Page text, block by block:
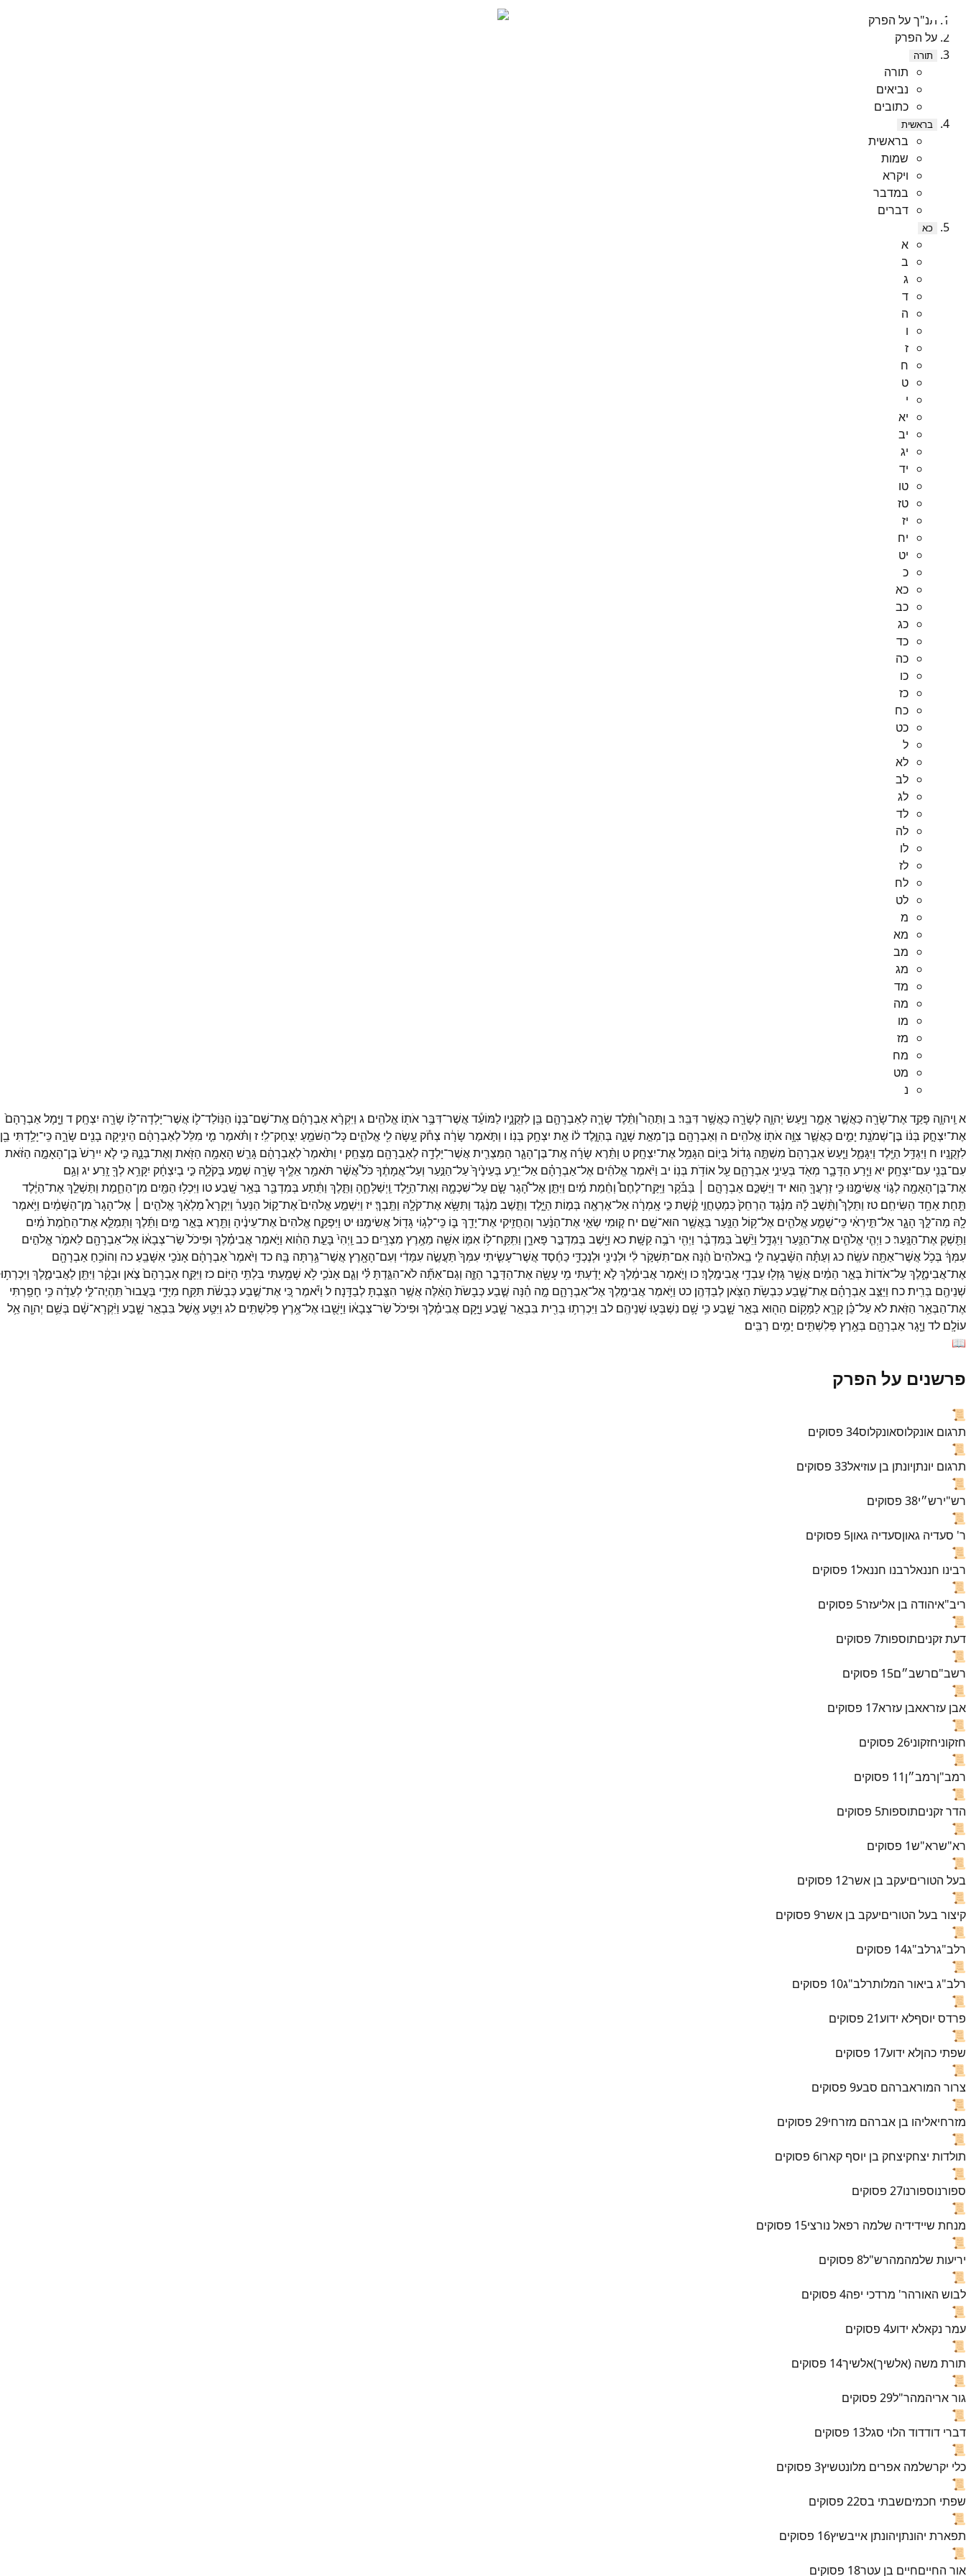
תנ"ך על הפרק
על הפרק
תורה
תורה
נביאים
כתובים
בראשית
בראשית
שמות
ויקרא
במדבר
דברים
כא
א
ב
ג
ד
ה
ו
ז
ח
ט
י
יא
יב
יג
יד
טו
טז
יז
יח
יט
כ
כא
כב
כג
כד
כה
כו
כז
כח
כט
ל
לא
לב
לג
לד
לה
לו
לז
לח
לט
מ
מא
מב
מג
מד
מה
מו
מז
מח
מט
נ
א וַֽיהוָ֛ה פָּקַ֥דאֶת־שָׂרָ֖ה כַּאֲשֶׁ֣ראָמָ֑ר וַיַּ֧עַשׂ יְהוָ֛ה לְשָׂרָ֖ה כַּאֲשֶׁ֥רדִּבֵּֽר׃ ב וַתַּהַר֩ וַתֵּ֨לֶד שָׂרָ֧ה לְאַבְרָהָ֛ם בֵּ֖ן לִזְקֻנָ֑יו לַמּוֹעֵ֕דאֲשֶׁר־דִּבֶּ֥ראֹת֖וֹ אֱלֹהִֽים׃ ג וַיִּקְרָ֨אאַבְרָהָ֜ם אֶֽת־שֶׁם־בְּנ֧וֹ הַנּֽוֹלַד־ל֛וֹ אֲשֶׁר־יָלְדָה־לּ֥וֹ שָׂרָ֖ה יִצְחָֽק׃ ד וַיָּ֤מָלאַבְרָהָם֙
אֶת־יִצְחָ֣ק בְּנ֔וֹ בֶּן־שְׁמֹנַ֖ת יָמִ֑ים כַּאֲשֶׁ֛ר צִוָּ֥ה אֹת֖וֹ אֱלֹהִֽים׃ ה וְאַבְרָהָ֖ם בֶּן־מְאַ֣ת שָׁנָ֑ה בְּהִוָּ֣לֶדל֔וֹ אֵ֖ת יִצְחָ֥ק בְּנֽוֹ׃ ו וַתֹּ֣אמֶר שָׂרָ֔ה צְחֹ֕ק עָ֥שָׂה לִ֖י אֱלֹהִ֑ים כָּל־הַשֹּׁמֵ֖עַ יִֽצְחַק־לִֽי׃ ז וַתֹּ֗אמֶר מִ֤י מִלֵּל֙לְאַבְרָהָ֔ם הֵינִ֥יקָה בָנִ֖ים שָׂרָ֑ה כִּֽי־יָלַ֥דְתִּי בֵ֖ן
לִזְקֻנָֽיו׃ ח וַיִּגְדַּ֥ל הַיֶּ֖לֶד וַיִּגָּמַ֑ל וַיַּ֤עַשׂאַבְרָהָם֙ מִשְׁתֶּ֣ה גָד֔וֹל בְּי֖וֹם הִגָּמֵ֥לאֶת־יִצְחָֽק׃ ט וַתֵּ֨רֶא שָׂרָ֜ה אֶֽת־בֶּן־הָגָ֧ר הַמִּצְרִ֛יתאֲשֶׁר־יָלְדָ֥ה לְאַבְרָהָ֖ם מְצַחֵֽק׃ י וַתֹּ֙אמֶר֙לְאַבְרָהָ֔ם גָּרֵ֛שׁ הָאָמָ֥ה הַזֹּ֖את וְאֶת־בְּנָ֑הּ כִּ֣י לֹ֤א יִירַשׁ֙ בֶּן־הָאָמָ֣ה הַזֹּ֔את
עִם־בְּנִ֖י עִם־יִצְחָֽק׃ יא וַיֵּ֧רַע הַדָּבָ֛ר מְאֹ֖ד בְּעֵינֵ֣י אַבְרָהָ֑ם עַ֖לאוֹדֹ֥ת בְּנֽוֹ׃ יב וַיֹּ֨אמֶראֱלֹהִ֜ים אֶל־אַבְרָהָ֗ם אַל־יֵרַ֤ע בְּעֵינֶ֙יךָ֙עַל־הַנַּ֣עַר וְעַל־אֲמָתֶ֔ךָכֹּל֩אֲשֶׁ֨ר תֹּאמַ֥ראֵלֶ֛יךָ שָׂרָ֖ה שְׁמַ֣ע בְּקֹלָ֑הּ כִּ֣י בְיִצְחָ֔ק יִקָּרֵ֥אלְךָ֖זָֽרַע׃ יג וְגַ֥ם
אֶת־בֶּן־הָאָמָ֖ה לְג֣וֹי אֲשִׂימֶ֑נּוּכִּ֥י זַרְעֲךָ֖ הֽוּא׃ יד וַיַּשְׁכֵּ֣ם אַבְרָהָ֣ם ׀ בַּבֹּ֡קֶר וַיִּֽקַּֽח־לֶחֶם֩ וְחֵ֨מַת מַ֜יִם וַיִּתֵּ֣ן אֶל־הָ֠גָר שָׂ֧ם עַל־שִׁכְמָ֛הּ וְאֶת־הַיֶּ֖לֶד וַֽיְשַׁלְּחֶ֑הָ וַתֵּ֣לֶךְ וַתֵּ֔תַע בְּמִדְבַּ֖ר בְּאֵ֥ר שָֽׁבַע׃טו וַיִּכְל֥וּ הַמַּ֖יִם מִן־הַחֵ֑מֶת וַתַּשְׁלֵ֣ךְאֶת־הַיֶּ֔לֶד
תַּ֖חַתאַחַ֥ד הַשִּׂיחִֽם׃ טז וַתֵּלֶךְ֩ וַתֵּ֨שֶׁבלָ֜הּ מִנֶּ֗גֶד הַרְחֵק֙כִּמְטַחֲוֵ֣י קֶ֔שֶׁתכִּ֣י אָֽמְרָ֔ה אַל־אֶרְאֶ֖ה בְּמ֣וֹת הַיָּ֑לֶד וַתֵּ֣שֶׁב מִנֶּ֔גֶד וַתִּשָּׂ֥אאֶת־קֹלָ֖הּ וַתֵּֽבְךְּ׃ יז וַיִּשְׁמַ֣עאֱלֹהִים֮אֶת־ק֣וֹל הַנַּעַר֒ וַיִּקְרָא֩ מַלְאַ֨ךְאֱלֹהִ֤ים ׀ אֶל־הָגָר֙ מִן־הַשָּׁמַ֔יִם וַיֹּ֥אמֶר
לָ֖הּ מַה־לָּ֣ךְ הָגָ֑ראַל־תִּ֣ירְאִ֔י כִּֽי־שָׁמַ֧עאֱלֹהִ֛ים אֶל־ק֥וֹל הַנַּ֖עַר בַּאֲשֶׁ֥ר הוּא־שָֽׁם׃ יח ק֚וּמִי שְׂאִ֣י אֶת־הַנַּ֔עַר וְהַחֲזִ֥יקִי אֶת־יָדֵ֖ךְ בּ֑וֹ כִּֽי־לְג֥וֹי גָּד֖וֹלאֲשִׂימֶֽנּוּ׃ יט וַיִּפְקַ֤ח אֱלֹהִים֙אֶת־עֵינֶ֔יהָ וַתֵּ֖רֶא בְּאֵ֣ר מָ֑יִם וַתֵּ֜לֶךְ וַתְּמַלֵּ֤אאֶת־הַחֵ֙מֶת֙ מַ֔יִם
וַתַּ֖שְׁקְ אֶת־הַנָּֽעַר׃כ וַיְהִ֧י אֱלֹהִ֛ים אֶת־הַנַּ֖עַר וַיִּגְדָּ֑ל וַיֵּ֙שֶׁב֙ בַּמִּדְבָּ֔ר וַיְהִ֖י רֹבֶ֥ה קַשָּֽׁת׃כא וַיֵּ֖שֶׁב בְּמִדְבַּ֣ר פָּארָ֑ן וַתִּֽקַּֽח־ל֥וֹ אִמּ֛וֹ אִשָּׁ֖ה מֵאֶ֥רֶץ מִצְרָֽיִם׃ כב וַֽיְהִי֙ בָּעֵ֣ת הַהִ֔וא וַיֹּ֣אמֶראֲבִימֶ֗לֶךְ וּפִיכֹל֙ שַׂר־צְבָא֔וֹ אֶל־אַבְרָהָ֖ם לֵאמֹ֑ראֱלֹהִ֣ים
עִמְּךָ֔ בְּכֹ֥לאֲשֶׁר־אַתָּ֖ה עֹשֶֽׂה׃ כג וְעַתָּ֗ה הִשָּׁ֨בְעָה לִּ֤י בֵֽאלֹהִים֙ הֵ֔נָּה אִם־תִּשְׁקֹ֣רלִ֔י וּלְנִינִ֖י וּלְנֶכְדִּ֑י כַּחֶ֜סֶדאֲשֶׁר־עָשִׂ֤יתִי עִמְּךָ֙ תַּעֲשֶׂ֣ה עִמָּדִ֔י וְעִם־הָאָ֖רֶץאֲשֶׁר־גַּ֥רְתָּה בָּֽהּ׃ כד וַיֹּ֙אמֶר֙אַבְרָהָ֔ם אָנֹכִ֖י אִשָּׁבֵֽעַ׃כה וְהוֹכִ֥חַ אַבְרָהָ֖ם
אֶת־אֲבִימֶ֑לֶךְעַל־אֹדוֹת֙ בְּאֵ֣ר הַמַּ֔יִם אֲשֶׁ֥רגָּזְל֖וּעַבְדֵ֥י אֲבִימֶֽלֶךְ׃כו וַיֹּ֣אמֶראֲבִימֶ֔לֶךְלֹ֣א יָדַ֔עְתִּי מִ֥י עָשָׂ֖ה אֶת־הַדָּבָ֣ר הַזֶּ֑ה וְגַם־אַתָּ֞ה לֹא־הִגַּ֣דְתָּלִּ֗י וְגַ֧ם אָנֹכִ֛י לֹ֥א שָׁמַ֖עְתִּי בִּלְתִּ֥י הַיּֽוֹם׃ כז וַיִּקַּ֤ח אַבְרָהָם֙ צֹ֣אן וּבָקָ֔ר וַיִּתֵּ֖ן לַאֲבִימֶ֑לֶךְ וַיִּכְרְת֥וּ
שְׁנֵיהֶ֖ם בְּרִֽית׃כח וַיַּצֵּ֣באַבְרָהָ֗ם אֶת־שֶׁ֛בַעכִּבְשֹׂ֥ת הַצֹּ֖אן לְבַדְּהֶֽן׃ כט וַיֹּ֥אמֶראֲבִימֶ֖לֶךְאֶל־אַבְרָהָ֑ם מָ֣ה הֵ֗נָּה שֶׁ֤בַעכְּבָשֹׂת֙ הָאֵ֔לֶּה אֲשֶׁ֥ר הִצַּ֖בְתָּלְבַדָּֽנָה׃ ל וַיֹּ֕אמֶרכִּ֚י אֶת־שֶׁ֣בַעכְּבָשֹׂ֔ת תִּקַּ֖ח מִיָּדִ֑י בַּעֲבוּר֙ תִּֽהְיֶה־לִּ֣י לְעֵדָ֔ה כִּ֥י חָפַ֖רְתִּי
אֶת־הַבְּאֵ֥ר הַזֹּֽאת׃לאעַל־כֵּ֗ן קָרָ֛אלַמָּק֥וֹם הַה֖וּא בְּאֵ֣ר שָׁ֑בַעכִּ֛י שָׁ֥ם נִשְׁבְּע֖וּ שְׁנֵיהֶֽם׃ לב וַיִּכְרְת֥וּ בְרִ֖ית בִּבְאֵ֣ר שָׁ֑בַע וַיָּ֣קָם אֲבִימֶ֗לֶךְ וּפִיכֹל֙ שַׂר־צְבָא֔וֹ וַיָּשֻׁ֖בוּאֶל־אֶ֥רֶץ פְּלִשְׁתִּֽים׃ לג וַיִּטַּ֥עאֶ֖שֶׁל בִּבְאֵ֣ר שָׁ֑בַע וַיִּ֨קְרָא־שָׁ֔ם בְּשֵׁ֥ם יְהוָ֖ה אֵ֥ל
עוֹלָֽם׃ לד וַיָּ֧גָראַבְרָהָ֛ם בְּאֶ֥רֶץ פְּלִשְׁתִּ֖ים יָמִ֥ים רַבִּֽים׃
📖
פרשנים על הפרק
📜
תרגום אונקלוסאונקלוס34 פסוקים
📜
תרגום יונתןיונתן בן עוזיאל33 פסוקים
📜
רש"ירש״י38 פסוקים
📜
ר' סעדיה גאוןסעדיה גאון5 פסוקים
📜
רבינו חננאלרבנו חננאל1 פסוקים
📜
ריב"איהודה בן אליעזר5 פסוקים
📜
דעת זקניםתוספות7 פסוקים
📜
רשב"םרשב״ם15 פסוקים
📜
אבן עזראאבן עזרא17 פסוקים
📜
חזקוניחזקוני26 פסוקים
📜
רמב"ןרמב״ן11 פסוקים
📜
הדר זקניםתוספות5 פסוקים
📜
רא"שרא"ש1 פסוקים
📜
בעל הטוריםיעקב בן אשר12 פסוקים
📜
קיצור בעל הטוריםיעקב בן אשר9 פסוקים
📜
רלב"גרלב"ג14 פסוקים
📜
רלב"ג ביאור המלותרלב"ג10 פסוקים
📜
פרדס יוסףלא ידוע21 פסוקים
📜
שפתי כהןלא ידוע17 פסוקים
📜
צרור המוראברהם סבע9 פסוקים
📜
מזרחיאליהו בן אברהם מזרחי29 פסוקים
📜
תולדות יצחקיצחק בן יוסף קארו6 פסוקים
📜
ספורנוספורנו27 פסוקים
📜
מנחת שיידידיה שלמה רפאל נורצי15 פסוקים
📜
יריעות שלמהמהרש"ל8 פסוקים
📜
לבוש האורהר' מרדכי יפה4 פסוקים
📜
עמר נקאלא ידוע4 פסוקים
📜
תורת משה (אלשיך)אלשיך14 פסוקים
📜
גור אריהמהר"ל29 פסוקים
📜
דברי דודדוד הלוי סגל13 פסוקים
📜
כלי יקרשלמה אפרים מלונטשיץ3 פסוקים
📜
שפתי חכמיםשבתי בס22 פסוקים
📜
תפארת יהונתןיהונתן אייבשיץ16 פסוקים
📜
אור החייםחיים בן עטר18 פסוקים